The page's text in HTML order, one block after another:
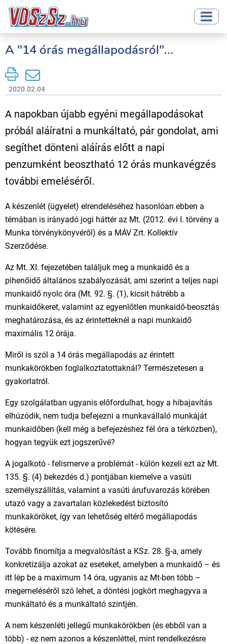
A "14 órás megállapodásról"...
2020.02.04
A napokban újabb egyéni megállapodásokat
próbál aláíratni a munkáltató, pár gondolat, ami
segíthet dönteni aláírás előtt a napi
penzumként beosztható 12 órás munkavégzés
további emeléséről.
A készenlét (ügyelet) elrendeléséhez hasonlóan ebben a
témában is irányadó jogi háttér az Mt. (2012. évi I. törvény a
Munka törvénykönyvéről) és a MÁV Zrt. Kollektív
Szerződése.
Az Mt. XI. fejezetében találjuk meg a munkaidő és a
pihenőidő általános szabályozását, ami szerint a teljes napi
munkaidő nyolc óra (Mt. 92. §. (1), kicsit hátrébb a
munkaidőkeret, valamint az egyenlőtlen munkaidő-beosztás
meghatározása, és az érintetteknél a napi munkaidő
maximális 12 órája.
Miről is szól a 14 órás megállapodás az érintett
munkakörökben foglalkoztatottaknál? Természetesen a
gyakorlatról.
Egy szolgálatban ugyanis előfordulhat, hogy a hibajavítás
elhúzódik, nem tudja befejezni a munkavállaló munkáját
munkaidőben (kell még a befejezéshez fél óra a térközben),
hogyan tegyük ezt jogszerűvé?
A jogalkotó - felismerve a problémát - külön kezeli ezt az Mt.
135. §. (4) bekezdés d.) pontjában kiemelve a vasúti
személyszállítás, valamint a vasúti árufuvarozás körében
utazó vagy a zavartalan közlekedést biztosító
munkaköröket, így van lehetőség eltérő megállapodás
kötésére.
Tovább finomítja a megvalósítást a KSz. 28. §-a, amely
konkretizálja azokat az eseteket, amelyben a munkaidő – és
itt lép be a maximum 14 óra, ugyanis az Mt-ben több –
megemeléséről szó lehet, a döntési jogkört meghagyva a
munkáltató és a munkáltató szintjén.
A nem készenléti jellegű munkakörökben (és ebből van a
több) - ez nem azonos a készenléttel, mint rendelkezésre